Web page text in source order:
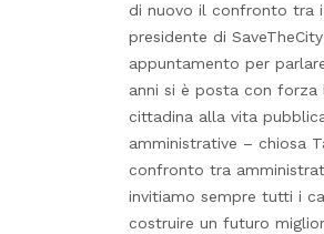
di nuovo il confronto tra
presidente di
appuntamento per
anni si è posta con forza
cittadina alla vita
amministrative – chiosa
confronto tra
invitiamo sempre tutti i
costruire un futuro